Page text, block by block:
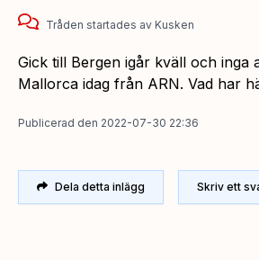
Tråden startades av Kusken
Gick till Bergen igår kväll och inga
Mallorca idag från ARN. Vad har
Publicerad den 2022-07-30 22:36
Dela detta inlägg Skriv ett